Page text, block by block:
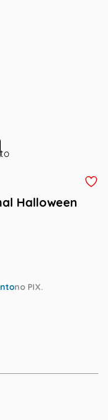
Halloween
no PIX.